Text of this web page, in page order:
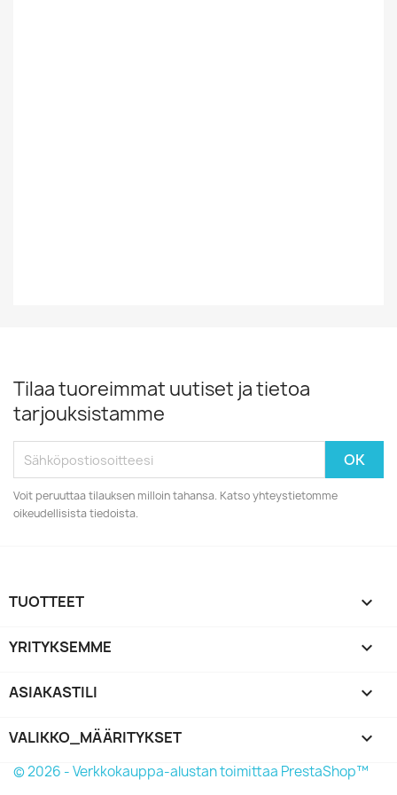
Tilaa tuoreimmat uutiset ja tietoa
tarjouksistamme
Voit peruuttaa tilauksen milloin tahansa. Katso yhteystietomme
oikeudellisista tiedoista.
TUOTTEET 
YRITYKSEMME 
ASIAKASTILI 
VALIKKO_MÄÄRITYKSET keyboard_arrow_down
© 2026 - Verkkokauppa-alustan toimittaa PrestaShop™